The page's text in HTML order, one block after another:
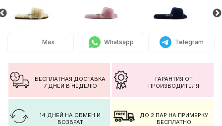
Max Whatsapp Telegram
БЕСПЛАТНАЯ ДОСТАВКА
7 ДНЕЙ В НЕДЕЛЮ
ГАРАНТИЯ ОТ
ПРОИЗВОДИТЕЛЯ
14 ДНЕЙ НА ОБМЕН И
ВОЗВРАТ
ДО 2 ПАР НА ПРИМЕРКУ
БЕСПЛАТНО